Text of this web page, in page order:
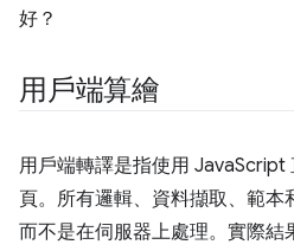
好？
用戶端算繪
用戶端轉譯是指使用 JavaScript
頁。所有邏輯、資料擷取、範本
而不是在伺服器上處理。實際結